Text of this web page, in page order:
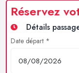
Réservez
Détails
Date départ *